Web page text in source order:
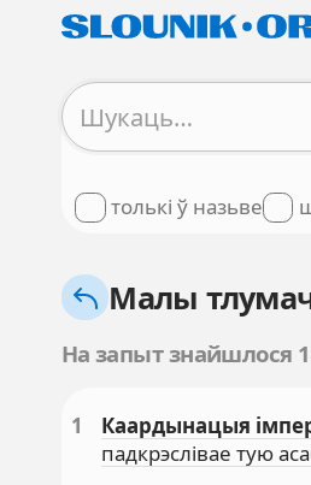
толькі ў назьве
Малы
На запыт знайшлося
1 Каардынацыя
падкрэслівае тую